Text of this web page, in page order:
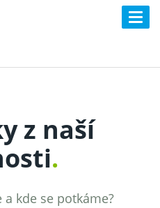
z naší
.
kde se potkáme?